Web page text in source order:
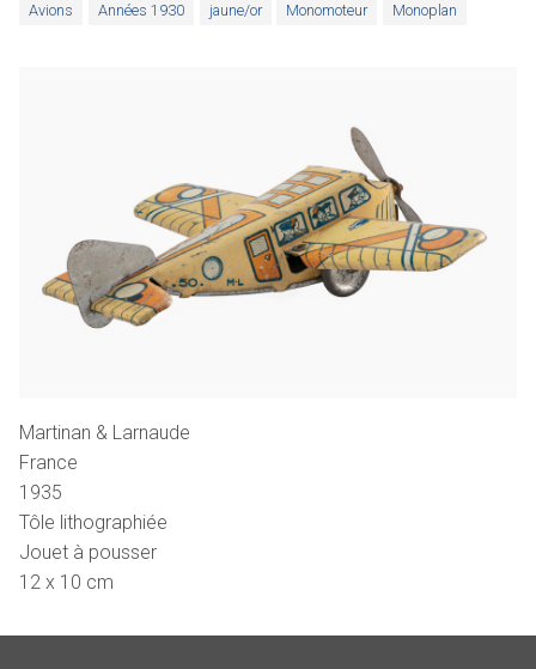
Avions Années 1930 jaune/or Monomoteur Monoplan
Martinan & Larnaude
France
1935
Tôle lithographiée
Jouet à pousser
12 x 10 cm